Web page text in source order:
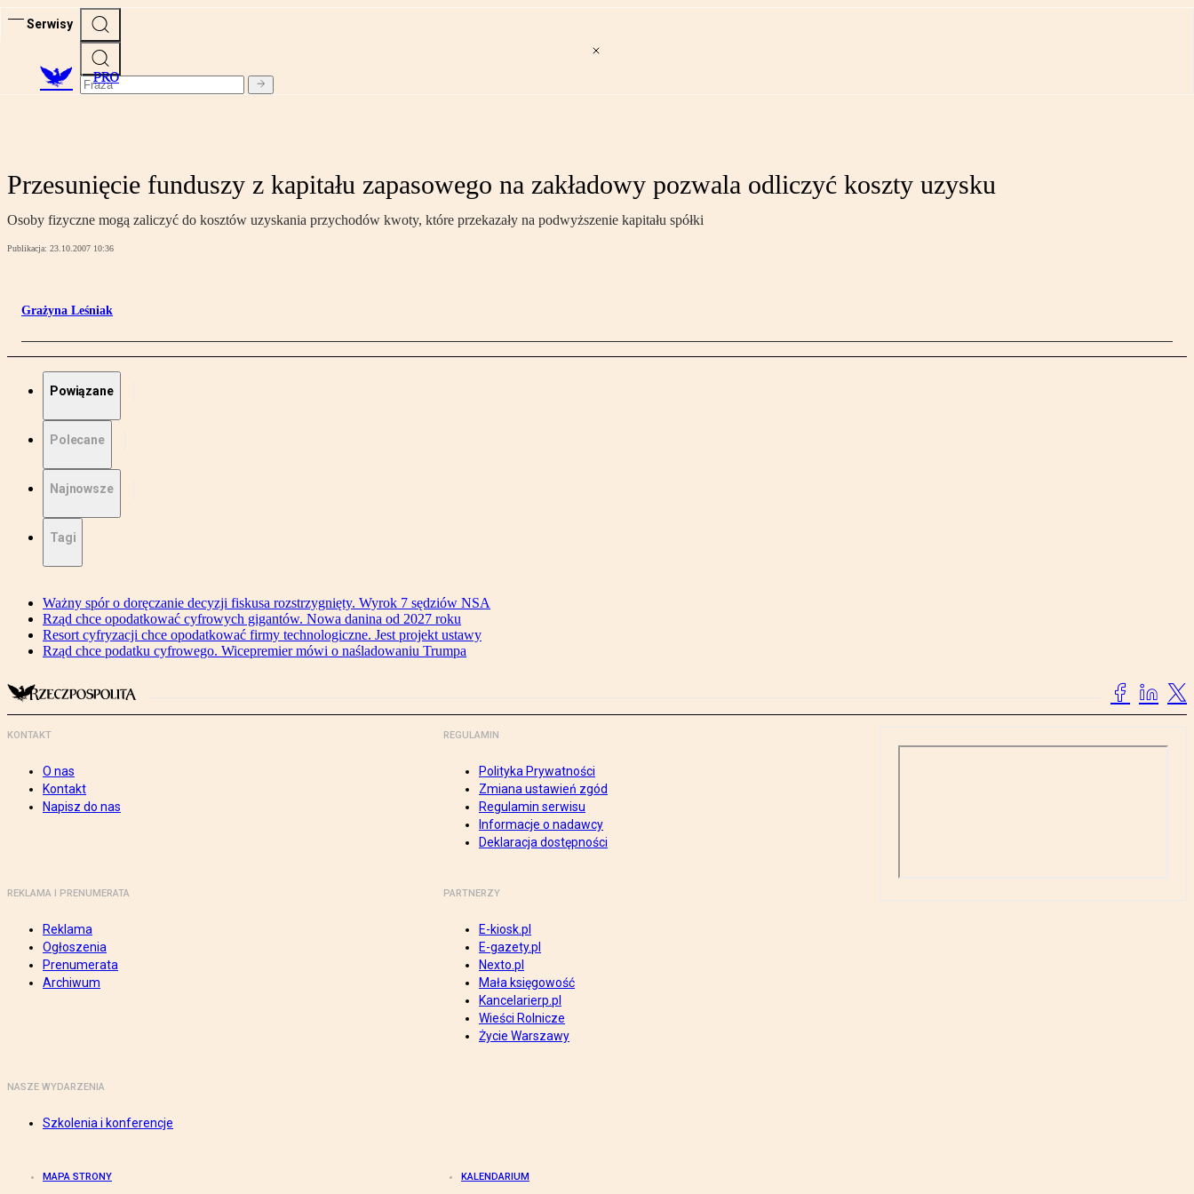
Serwisy
PRO
Przesunięcie funduszy z kapitału zapasowego na zakładowy pozwala odliczyć koszty uzysku
Osoby fizyczne mogą zaliczyć do kosztów uzyskania przychodów kwoty, które przekazały na podwyższenie kapitału spółki
Publikacja: 23.10.2007 10:36
Grażyna Leśniak
Powiązane
Polecane
Najnowsze
Tagi
Ważny spór o doręczanie decyzji fiskusa rozstrzygnięty. Wyrok 7 sędziów NSA
Rząd chce opodatkować cyfrowych gigantów. Nowa danina od 2027 roku
Resort cyfryzacji chce opodatkować firmy technologiczne. Jest projekt ustawy
Rząd chce podatku cyfrowego. Wicepremier mówi o naśladowaniu Trumpa
KONTAKT
O nas
Kontakt
Napisz do nas
REGULAMIN
Polityka Prywatności
Zmiana ustawień zgód
Regulamin serwisu
Informacje o nadawcy
Deklaracja dostępności
REKLAMA I PRENUMERATA
Reklama
Ogłoszenia
Prenumerata
Archiwum
PARTNERZY
E-kiosk.pl
E-gazety.pl
Nexto.pl
Mała księgowość
Kancelarierp.pl
Wieści Rolnicze
Życie Warszawy
NASZE WYDARZENIA
Szkolenia i konferencje
MAPA STRONY KALENDARIUM